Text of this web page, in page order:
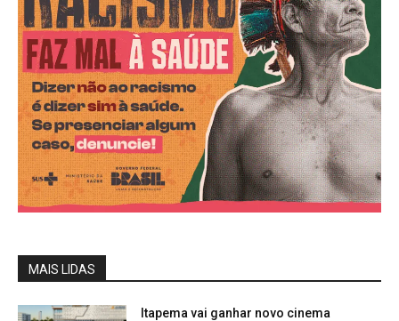
MAIS LIDAS
Itapema vai ganhar novo cinema